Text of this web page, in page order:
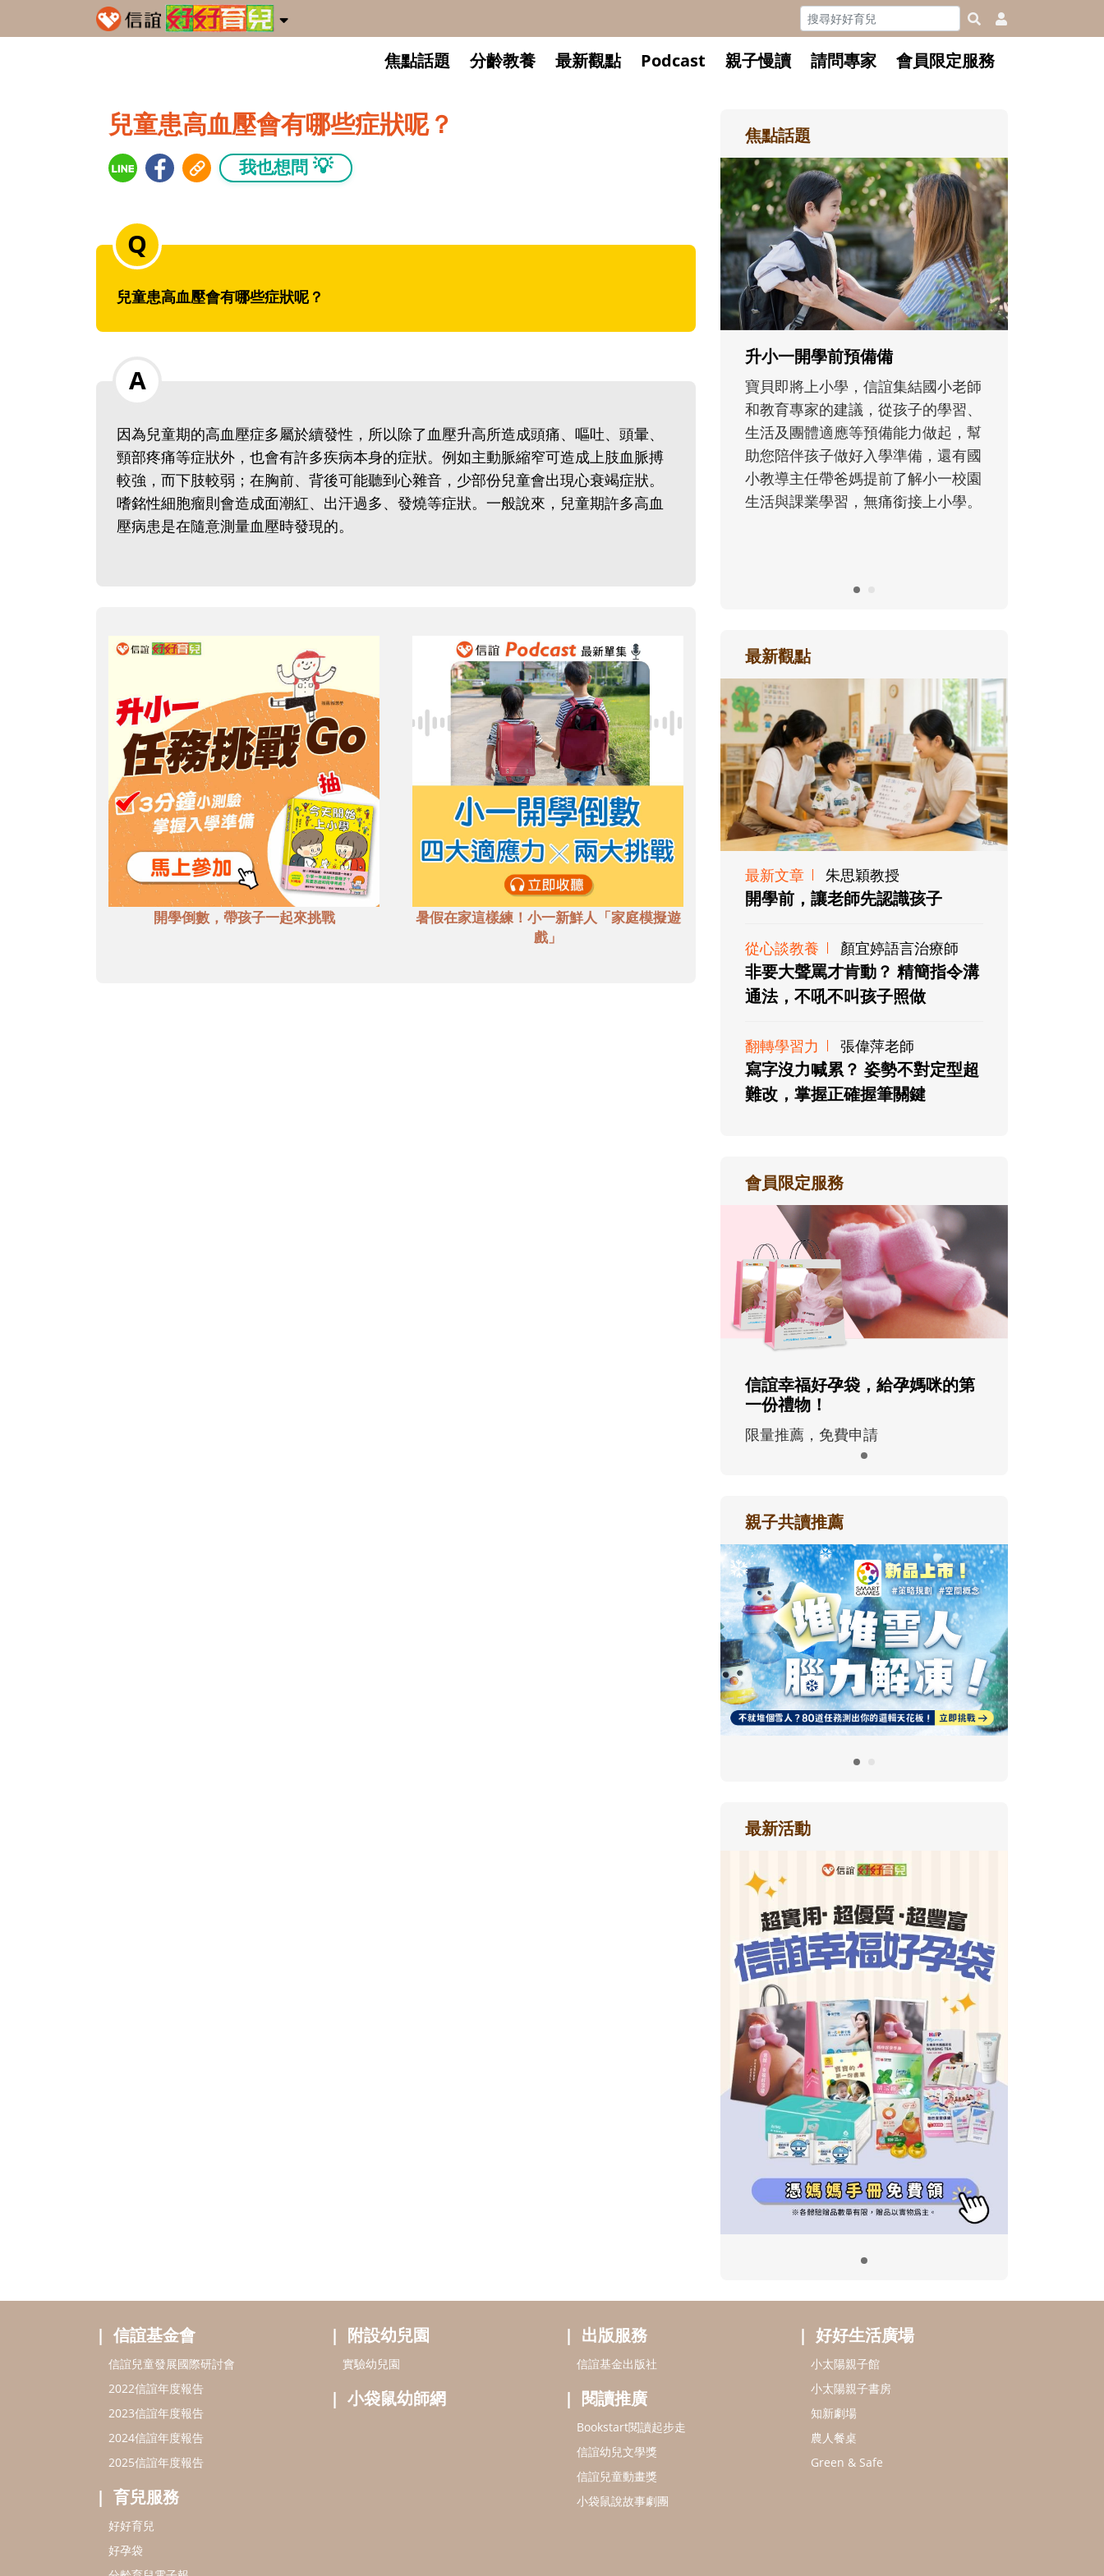
焦點話題 分齡教養 最新觀點 Podcast 親子慢讀 請問專家 會員限定服務
兒童患高血壓會有哪些症狀呢？
我也想問 💡
兒童患高血壓會有哪些症狀呢？
因為兒童期的高血壓症多屬於續發性，所以除了血壓升高所造成頭痛、嘔吐、頭暈、
頸部疼痛等症狀外，也會有許多疾病本身的症狀。例如主動脈縮窄可造成上肢血脈搏
較強，而下肢較弱；在胸前、背後可能聽到心雜音，少部份兒童會出現心衰竭症狀。
嗜銘性細胞瘤則會造成面潮紅、出汗過多、發燒等症狀。一般說來，兒童期許多高血
壓病患是在隨意測量血壓時發現的。
開學倒數，帶孩子一起來挑戰
暑假在家這樣練！小一新鮮人「家庭模擬遊
戲」
焦點話題
寶貝即將上小學，信誼集結國小老師
和教育專家的建議，從孩子的學習、
生活及團體適應等預備能力做起，幫
助您陪伴孩子做好入學準備，還有國
小教導主任帶爸媽提前了解小一校園
生活與課業學習，無痛銜接上小學。
和孩子一起長大的那個男人│讀
懂父親的不同模樣
沒有人天生就擅長當爸爸！男人總是
在一次次「前所未有」的體驗中，跟
著孩子一起長大。從給予安全感的肢
體遊戲，到獨立自主、角色認同及解
決問題的能力養成。爸爸正嘗試用不
同的模樣，參與孩子每個重要的成長
歷程。
最新觀點
最新文章 朱思穎教授
開學前，讓老師先認識孩子
從心談教養 顏宜婷語言治療師
非要大聲罵才肯動？ 精簡指令溝
通法，不吼不叫孩子照做
翻轉學習力 張偉萍老師
寫字沒力喊累？ 姿勢不對定型超
難改，掌握正確握筆關鍵
會員限定服務
信誼幸福好孕袋，給孕媽咪的第
一份禮物！
限量推薦，免費申請
親子共讀推薦
最新活動
信誼基金會
信誼兒童發展國際研討會
2022信誼年度報告
2023信誼年度報告
2024信誼年度報告
2025信誼年度報告
育兒服務
好好育兒
好孕袋
附設幼兒園
實驗幼兒園
小袋鼠幼師網
出版服務
信誼基金出版社
閱讀推廣
Bookstart閱讀起步走
信誼幼兒文學獎
信誼兒童動畫獎
小袋鼠說故事劇團
好好生活廣場
小太陽親子館
小太陽親子書房
知新劇場
農人餐桌
Green & Safe